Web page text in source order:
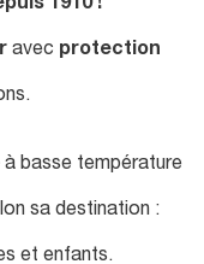
1910 !
avec protection
à basse température
sa destination :
et enfants.